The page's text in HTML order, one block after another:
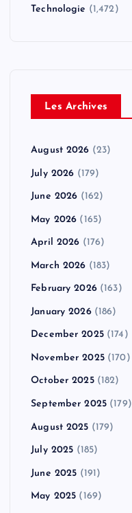
Technologie (1,472)
Les Archives
August 2026 (23)
July 2026 (179)
June 2026 (162)
May 2026 (165)
April 2026 (176)
March 2026 (183)
February 2026(163)
January 2026(186)
December 2025(174)
November 2025(170)
October 2025(182)
September 2025 (179)
August 2025 (179)
July 2025 (185)
June 2025 (191)
May 2025 (169)